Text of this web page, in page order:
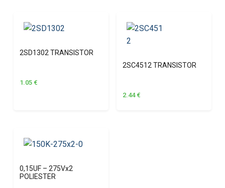
2SD1302 TRANSISTOR
1.05 €
2SC4512 TRANSISTOR
2.44 €
0,15UF – 275Vx2
POLIESTER